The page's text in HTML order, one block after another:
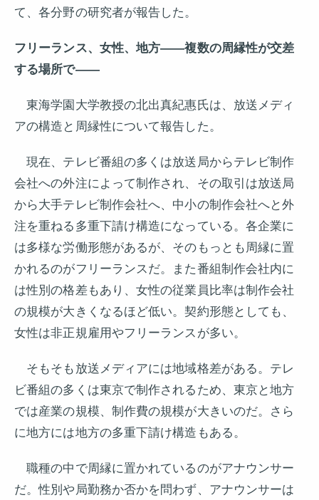
て、各分野の研究者が報告した。
フリーランス、女性、地方――複数の周縁性が交差
する場所で――
東海学園大学教授の北出真紀惠氏は、放送メディ
アの構造と周縁性について報告した。
現在、テレビ番組の多くは放送局からテレビ制作
会社への外注によって制作され、その取引は放送局
から大手テレビ制作会社へ、中小の制作会社へと外
注を重ねる多重下請け構造になっている。各企業に
は多様な労働形態があるが、そのもっとも周縁に置
かれるのがフリーランスだ。また番組制作会社内に
は性別の格差もあり、女性の従業員比率は制作会社
の規模が大きくなるほど低い。契約形態としても、
女性は非正規雇用やフリーランスが多い。
そもそも放送メディアには地域格差がある。テレ
ビ番組の多くは東京で制作されるため、東京と地方
では産業の規模、制作費の規模が大きいのだ。さら
に地方には地方の多重下請け構造もある。
職種の中で周縁に置かれているのがアナウンサー
だ。性別や局勤務か否かを問わず、アナウンサーは